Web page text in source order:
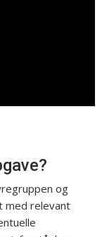
og
med relevant